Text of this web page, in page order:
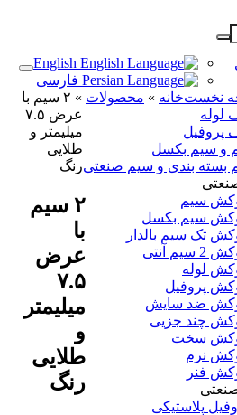
فارسی
نخست
لوله
پروفیل
و سیم بکسل
بندی و سیم صنعتی
سیم
سیم بکسل
تک سیم بالدار
سیم آنتی
لوله
پروفیل
ضد سایش
چند جزیی
سخت
نرم
فنر
پلاستیکی
خانه » محصولات »
۲ سیم با
عرض ۷.۵
میلیمتر و
طلایی
رنگ
۲ سیم
با
عرض
۷.۵
میلیمتر
و
طلایی
رنگ